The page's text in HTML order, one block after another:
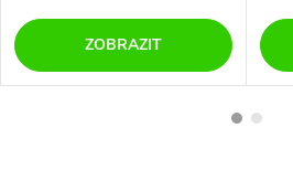
ZOBRAZIT